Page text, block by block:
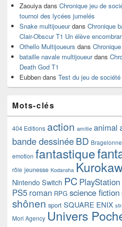
Zaouiya dans Chronique jeu de
tournoi des lycées jumelés
Snake multijoueurdans Chronique
Clair-Obscur T1 Un élève
Othello Multijoueurs dans
bataille navale multijoueurdans
Death God T1
Eubben dans Test du jeu de
Mots-clés
404 Editions action amitie animal
bande dessinéeBD Bragelonne
emotion fantastique
rôle jeunesse Kodansha
Nintendo Switch PC
PS5 roman RPG science fiction
shônen sport SQUARE ENIX
Mori Agency Univers